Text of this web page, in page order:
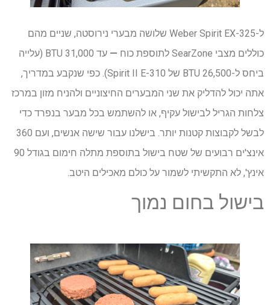
ל-Weber Spirit EX-325 שלושה מבערי נירוסטה, שניים מהם
כוללים מצבי SearZone לתוספת כוח
—
עד 31,000 BTU (עלייה
ביחס ל-26,500 BTU של Spirit II E-310). כפי שנקבע במדריך,
אתה יכול להדליק את שני המבערים החיצוניים ולהניח מזון במרכז
צלחות הגריל לבישול עקיף, או להשתמש בכל מבער בנפרד כדי
לבשל לקבוצות קטנות יותר. בישלנו עבור שישה אנשים, ועם 360
אינצ'ים רבועים של שטח בישול בתוספת מתלה חימום בגודל 90
אינץ', לא התקשיתי לשמור על כולם מאכילים היטב.
בישול בחום נמוך